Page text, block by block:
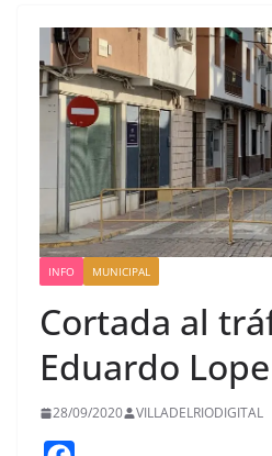
INFO MUNICIPAL
Cortada al
Eduardo Lope
28/09/2020 VILLADELRIODIGITAL